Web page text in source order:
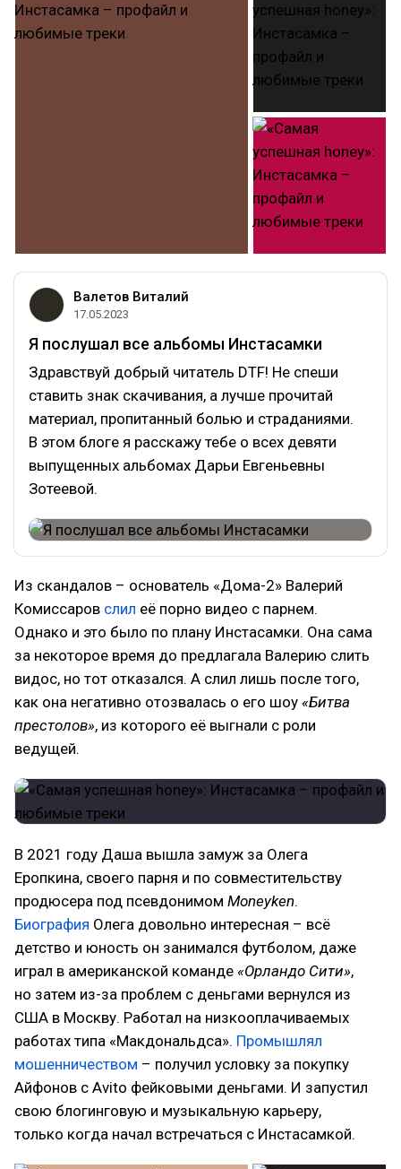
Валетов Виталий
17.05.2023
Я послушал все альбомы Инстасамки
Здравствуй добрый читатель DTF! Не спеши
ставить знак скачивания, а лучше прочитай
материал, пропитанный болью и страданиями.
В этом блоге я расскажу тебе о всех девяти
выпущенных альбомах Дарьи Евгеньевны
Зотеевой.
Из скандалов – основатель «Дома-2» Валерий
Комиссаров слил её порно видео с парнем.
Однако и это было по плану Инстасамки. Она сама
за некоторое время до предлагала Валерию слить
видос, но тот отказался. А слил лишь после того,
как она негативно отозвалась о его шоу «Битва
престолов», из которого её выгнали с роли
ведущей.
В 2021 году Даша вышла замуж за Олега
Еропкина, своего парня и по совместительству
продюсера под псевдонимом Moneyken.
Биография Олега довольно интересная – всё
детство и юность он занимался футболом, даже
играл в американской команде «Орландо Сити»,
но затем из-за проблем с деньгами вернулся из
США в Москву. Работал на низкооплачиваемых
работах типа «Макдональдса». Промышлял
мошенничеством – получил условку за покупку
Айфонов с Avito фейковыми деньгами. И запустил
свою блогинговую и музыкальную карьеру,
только когда начал встречаться с Инстасамкой.